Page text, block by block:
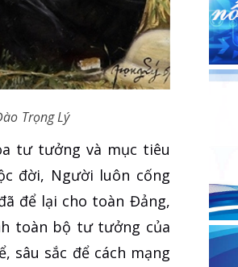
Trọng Lý
tư tưởng và mục tiêu
đời, Người luôn cống
để lại cho toàn Đảng,
toàn bộ tư tưởng của
sâu sắc để cách mạng